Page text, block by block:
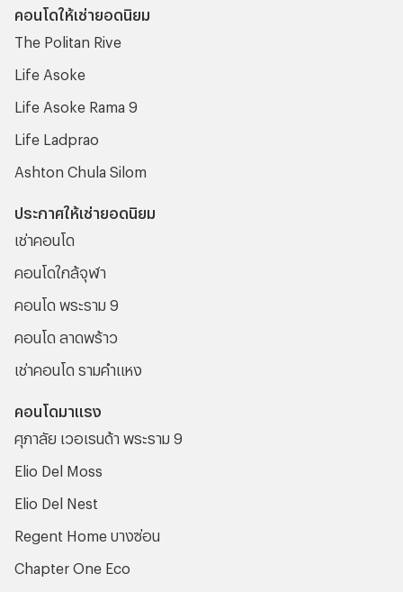
คอนโดให้เช่ายอดนิยม
The Politan Rive
Life Asoke
Life Asoke Rama 9
Life Ladprao
Ashton Chula Silom
ประกาศให้เช่ายอดนิยม
เช่าคอนโด
คอนโดใกล้จุฬา
คอนโด พระราม 9
คอนโด ลาดพร้าว
เช่าคอนโด รามคําแหง
คอนโดมาแรง
ศุภาลัย เวอเรนด้า พระราม 9
Elio Del Moss
Elio Del Nest
Regent Home บางซ่อน
Chapter One Eco